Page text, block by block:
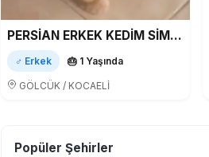
PERSİAN ERKEK KEDİM SİMBA YA PERSİAN EŞ ARIYORUM
♂ Erkek 🎂 1 Yaşında
GÖLCÜK / KOCAELİ
Popüler Şehirler